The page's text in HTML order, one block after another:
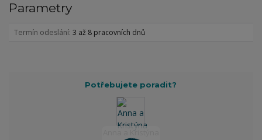
Parametry
Termín odeslání 3 až 8 pracovních dnů
Potřebujete poradit?
Anna a Kristýna